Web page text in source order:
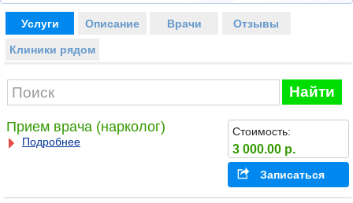
Услуги Описание Врачи Отзывы
Клиники рядом
Найти
Прием врача (нарколог)
Подробнее
Стоимость:
3 000.00 р.
Записаться